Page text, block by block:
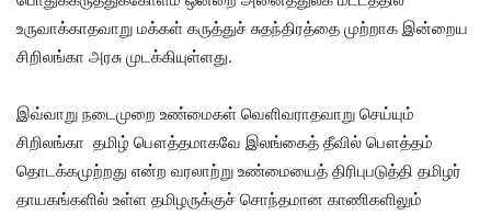
உருவாக்காதவாறு மக்கள் கருத்துச் சுதந்திரத்தை முற்றாக இன்றைய
சிறிலங்கா அரசு முடக்கியுள்ளது.
இவ்வாறு நடைமுறை உண்மைகள் வெளிவராதவாறு செய்யும்
சிறிலங்கா தமிழ் பௌத்தமாகவே இலங்கைத் தீவில் பௌத்தம்
தொடக்கமுற்றது என்ற வரலாற்று உண்மையைத் திரிபுபடுத்தி தமிழர்
தாயகங்களில் உள்ள தமிழருக்குச் சொந்தமான காணிகளிலும்